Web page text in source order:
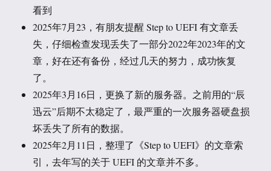
看到
2025年7月23，有朋友提醒 Step to UEFI 有文章丢
失，仔细检查发现丢失了一部分2022年2023年的文
章，好在还有备份，经过几天的努力，成功恢复
了。
2025年3月16日，更换了新的服务器。之前用的“辰
迅云”后期不太稳定了，最严重的一次服务器硬盘损
坏丢失了所有的数据。
2025年2月11日，整理了《Step to UEFI》的文章索
引，去年写的关于 UEFI 的文章并不多。